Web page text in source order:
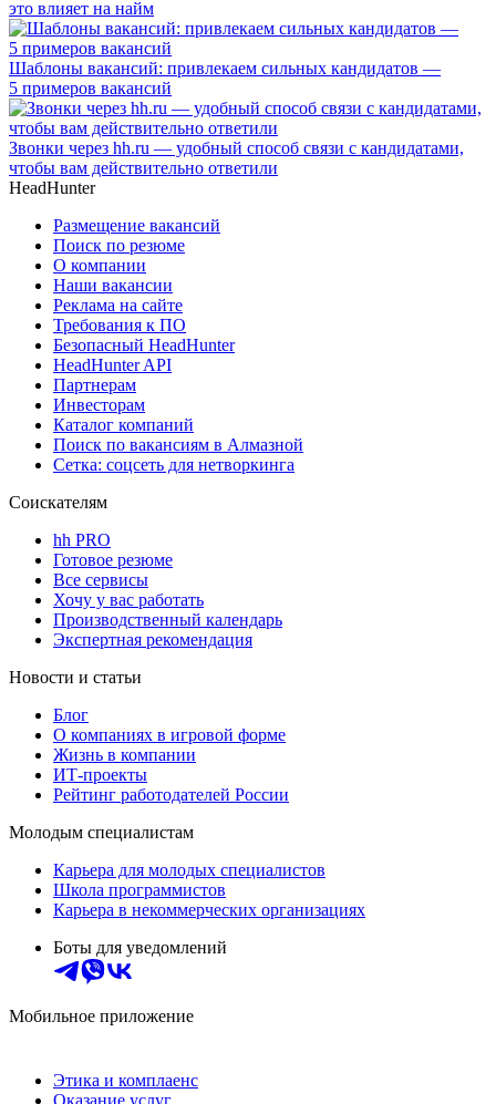
это влияет на найм
Шаблоны вакансий: привлекаем сильных кандидатов —
5 примеров вакансий
Звонки через hh.ru — удобный способ связи с кандидатами,
чтобы вам действительно ответили
HeadHunter
Размещение вакансий
Поиск по резюме
О компании
Наши вакансии
Реклама на сайте
Требования к ПО
Безопасный HeadHunter
HeadHunter API
Партнерам
Инвесторам
Каталог компаний
Поиск по вакансиям в Алмазной
Сетка: соцсеть для нетворкинга
Соискателям
hh PRO
Готовое резюме
Все сервисы
Хочу у вас работать
Производственный календарь
Экспертная рекомендация
Новости и статьи
Блог
О компаниях в игровой форме
Жизнь в компании
ИТ-проекты
Рейтинг работодателей России
Молодым специалистам
Карьера для молодых специалистов
Школа программистов
Карьера в некоммерческих организациях
Боты для уведомлений
Мобильное приложение
Этика и комплаенс
Оказание услуг